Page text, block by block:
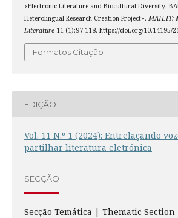
«Electronic Literature and Biocultural Diversity:
Heterolingual Research-Creation Project». MATLIT:
Literature11 (1):97-118. https://doi.org/10.14195/
Formatos Citação
EDIÇÃO
Vol. 11 N.º 1 (2024): Entrelaçando
partilhar literatura eletrónica
SECÇÃO
Secção Temática | Thematic Section